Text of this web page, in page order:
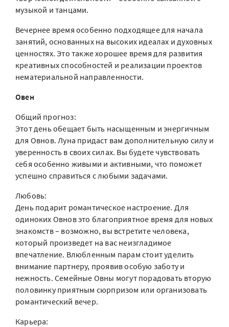
музыкой и танцами.
Вечернее время особенно подходящее для начала
занятий, основанных на высоких идеалах и духовных
ценностях. Это также хорошее время для развития
креативных способностей и реализации проектов
нематериальной направленности.
Овен
Общий прогноз:
Этот день обещает быть насыщенным и энергичным
для Овнов. Луна придаст вам дополнительную силу и
уверенность в своих силах. Вы будете чувствовать
себя особенно живыми и активными, что поможет
успешно справиться с любыми задачами.
Любовь:
День подарит романтическое настроение. Для
одиноких Овнов это благоприятное время для новых
знакомств – возможно, вы встретите человека,
который произведет на вас неизгладимое
впечатление. Влюбленным парам стоит уделить
внимание партнеру, проявив особую заботу и
нежность. Семейные Овны могут порадовать вторую
половинку приятным сюрпризом или организовать
романтический вечер.
Карьера: